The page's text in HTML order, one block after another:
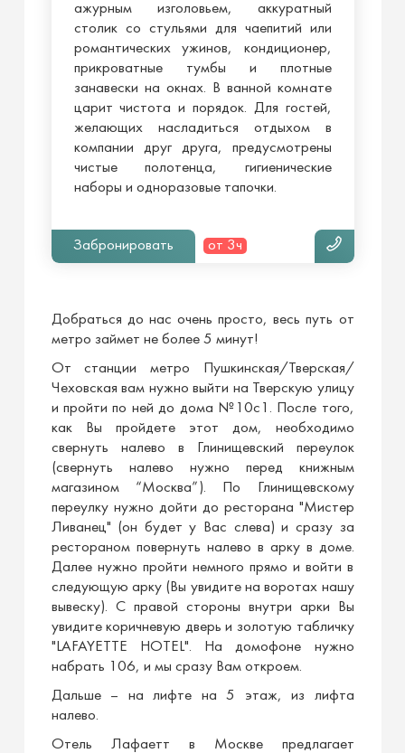
ажурным изголовьем, аккуратный
столик со стульями для чаепитий или
романтических ужинов, кондиционер,
прикроватные тумбы и плотные
занавески на окнах. В ванной комнате
царит чистота и порядок. Для гостей,
желающих насладиться отдыхом в
компании друг друга, предусмотрены
чистые полотенца, гигиенические
наборы и одноразовые тапочки.
Забронировать от 3ч
Добраться до нас очень просто, весь путь от
метро займет не более 5 минут!
От станции метро Пушкинская/Тверская/
Чеховская вам нужно выйти на Тверскую улицу
и пройти по ней до дома №10с1. После того,
как Вы пройдете этот дом, необходимо
свернуть налево в Глинищевский переулок
(свернуть налево нужно перед книжным
магазином “Москва”). По Глинищевскому
переулку нужно дойти до ресторана "Мистер
Ливанец" (он будет у Вас слева) и сразу за
рестораном повернуть налево в арку в доме.
Далее нужно пройти немного прямо и войти в
следующую арку (Вы увидите на воротах нашу
вывеску). С правой стороны внутри арки Вы
увидите коричневую дверь и золотую табличку
"LAFAYETTE HOTEL". На домофоне нужно
набрать 106, и мы сразу Вам откроем.
Дальше – на лифте на 5 этаж, из лифта
налево.
Отель Лафаетт в Москве предлагает